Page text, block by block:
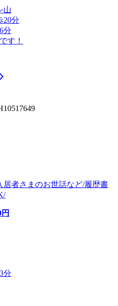
山
20分
分
す！
者さまのお世話など/履歴書
円
分